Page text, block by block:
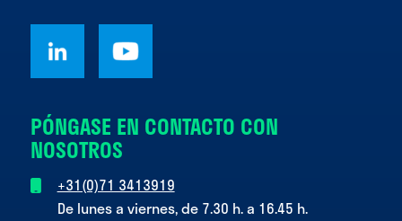
PÓNGASE EN CONTACTO CON
NOSOTROS
+31(0)71 3413919
De lunes a viernes, de 7.30 h. a 16.45 h.